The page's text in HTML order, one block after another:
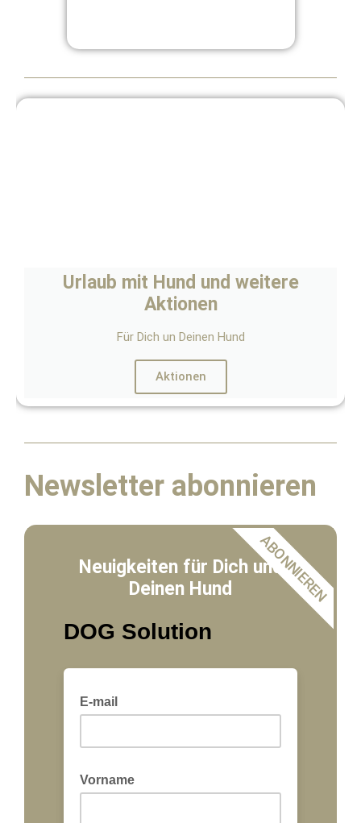
Urlaub mit Hund und weitere
Aktionen
Für Dich un Deinen Hund
Aktionen
Newsletter abonnieren
Neuigkeiten für Dich und
Deinen Hund
ABONNIEREN